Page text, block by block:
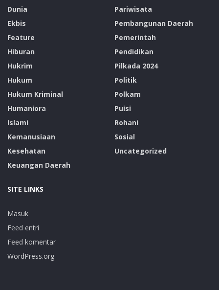
Dunia
Ekbis
Feature
Hiburan
Hukrim
Hukum
Hukum Kriminal
Humaniora
Islami
Kemanusiaan
Kesehatan
Keuangan Daerah
Pariwisata
Pembangunan Daerah
Pemerintah
Pendidikan
Pilkada 2024
Politik
Polkam
Puisi
Rohani
Sosial
Uncategorized
SITE LINKS
Masuk
Feed entri
Feed komentar
WordPress.org